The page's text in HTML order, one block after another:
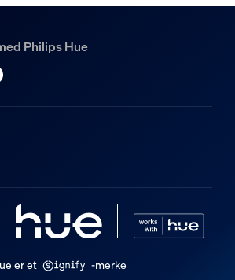
Philips Hue
er et -merke